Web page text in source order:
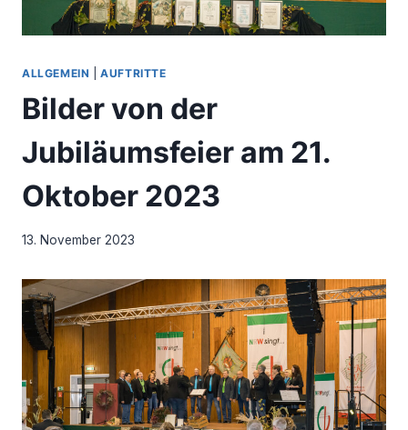
ALLGEMEIN |AUFTRITTE
Bilder von der
Jubiläumsfeier am 21.
Oktober 2023
13. November 2023